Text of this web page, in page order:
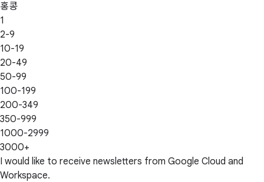
홍콩
1
2-9
10-19
20-49
50-99
100-199
200-349
350-999
1000-2999
3000+
I would like to receive newsletters from Google Cloud and
Workspace.